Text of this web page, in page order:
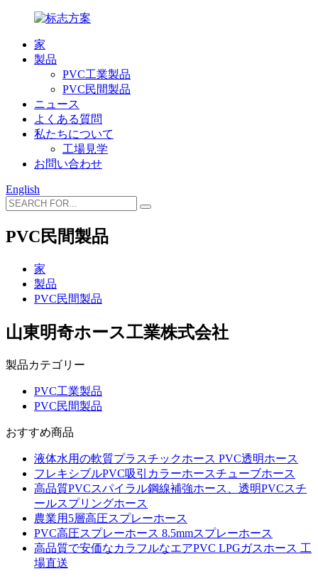
家
製品
PVC工業製品
PVC民間製品
ニュース
よくある質問
私たちについて
工場見学
お問い合わせ
English
PVC民間製品
家
製品
PVC民間製品
山東明奇ホース工業株式会社
製品カテゴリー
PVC工業製品
PVC民間製品
おすすめ商品
液体水用の軟質プラスチックホース PVC透明ホース
フレキシブルPVC吸引カラーホースチューブホース
高品質PVCスパイラル鋼線補強ホース、透明PVCスチ
ールスプリングホース
農業用5層高圧スプレーホース
PVC高圧スプレーホース 8.5mmスプレーホース
高品質で安価なカラフルなエアPVC LPGガスホース 工
場直送